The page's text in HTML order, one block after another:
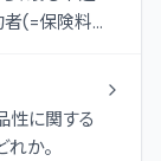
者(=保険料
に関する
か。